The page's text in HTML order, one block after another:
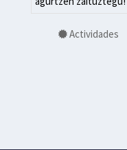
Actividades